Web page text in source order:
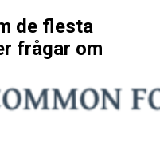
de flesta
frågar om